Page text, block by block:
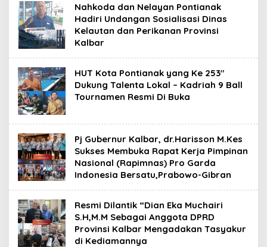
Nahkoda dan Nelayan Pontianak
Hadiri Undangan Sosialisasi Dinas
Kelautan dan Perikanan Provinsi
Kalbar
HUT Kota Pontianak yang Ke 253″
Dukung Talenta Lokal – Kadriah 9 Ball
Tournamen Resmi Di Buka
Pj Gubernur Kalbar, dr.Harisson M.Kes
Sukses Membuka Rapat Kerja Pimpinan
Nasional (Rapimnas) Pro Garda
Indonesia Bersatu,Prabowo-Gibran
Resmi Dilantik “Dian Eka Muchairi
S.H,M.M Sebagai Anggota DPRD
Provinsi Kalbar Mengadakan Tasyakur
di Kediamannya